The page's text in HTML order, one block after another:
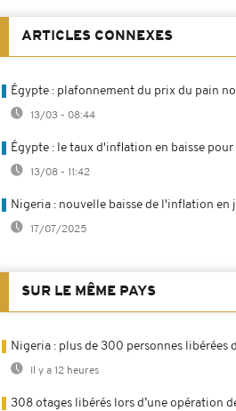
ARTICLES CONNEXES
Égypte : plafonnement du prix du pain
13/03 - 08:44
Égypte : le taux d'inflation en baisse
13/08 - 11:42
Nigeria : nouvelle baisse de l'inflation en
17/07/2025
SUR LE MÊME PAYS
Nigeria : plus de 300 personnes libérées
Il y a 12 heures
308 otages libérés lors d’une opération